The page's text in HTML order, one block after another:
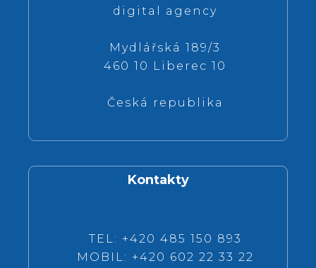
digital agency
Mydlářská 189/3
460 10 Liberec 10
Česká republika
Kontakty
TEL: +420 485 150 893
MOBIL: +420 602 22 33 22